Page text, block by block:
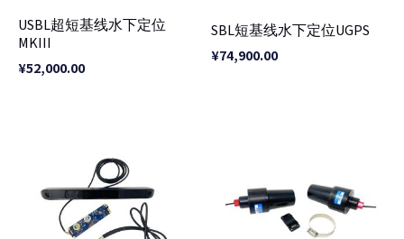
USBL超短基线水下定位
MKIII
¥52,000.00
SBL短基线水下定位UGPS
¥74,900.00